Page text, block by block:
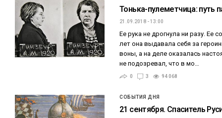
Тонька-пулеметчица: путь
21.09.2018 - 13:00
Ее рука не дрогнула ни разу. Ее
лет она выдавала себя за
воны, а на деле оказалась
не подозревал, что в мо…
0 3 94 068
СОБЫТИЯ ДНЯ
21 сентября. Спаситель